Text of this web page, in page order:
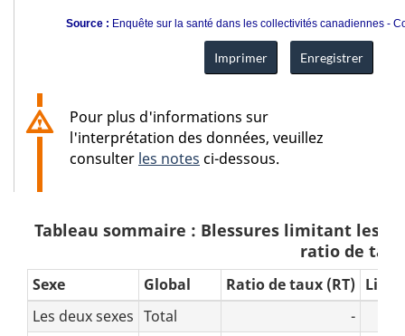
Source : Enquête sur la santé dans les collectivités canadiennes -
Pour plus d'informations sur
l'interprétation des données, veuillez
consulter les notes ci-dessous.
Tableau sommaire : Blessures limitant les
ratio de
Sexe Global Ratio de taux (RT)
Les deux sexes Total
-